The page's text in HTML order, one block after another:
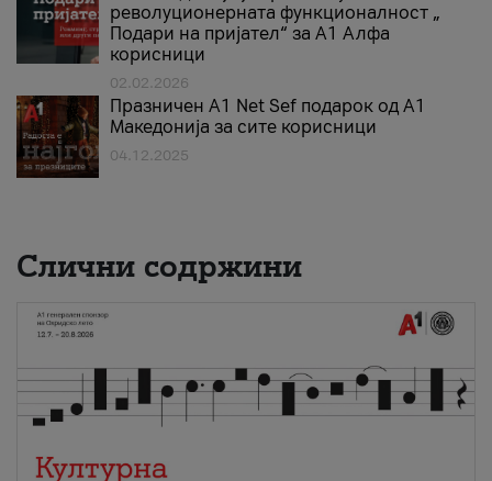
револуционерната функционалност „
Подари на пријател“ за А1 Алфа
корисници
02.02.2026
Празничен A1 Net Sеf подарок од А1
Македонија за сите корисници
04.12.2025
Слични содржини